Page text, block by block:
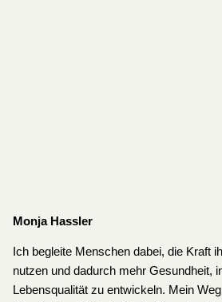
Monja Hassler
Ich begleite Menschen dabei, die Kraft
nutzen und dadurch mehr Gesundheit,
Lebensqualität zu entwickeln. Mein